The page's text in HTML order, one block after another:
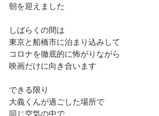
朝を迎えました
しばらくの間は
東京と船橋市に泊まり込みして
コロナを徹底的に怖がりながら
映画だけに向き合います
できる限り
大義くんが過ごした場所で
同じ空気の中で